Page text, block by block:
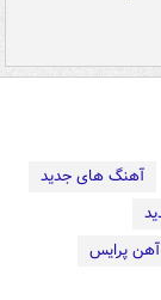
آهنگ های جدید
پرایس